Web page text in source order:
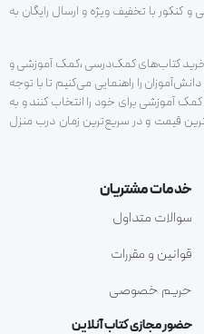
با تخفیف ویژه و ارسال رایگان به
خرید کتاب‌های کمک‌درسی ،کمک آموزشی و
را راهنمایی می‌کنیم تا با توجه
آموزشی برای خود را انتخاب کنند و به
قیمت و در سریع‌ترین زمان درب منزل
خدمات مشتریان
سوالات متداول
قوانین و مقررات
حریم خصوصی
حضور مجازی کتاب آنلاین